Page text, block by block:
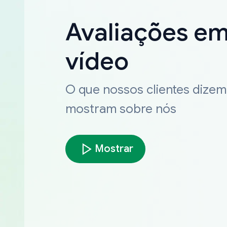
Avaliações
vídeo
O que nossos clientes
mostram sobre nós
Mostrar